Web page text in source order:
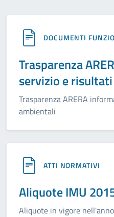
DOCUMENTI
Trasparenza
servizio e
Trasparenza ARERA
ambientali
ATTI NORMATIVI
Aliquote IMU
Aliquote in vigore